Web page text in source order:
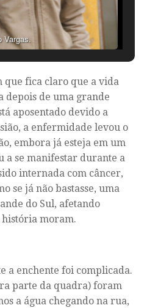
Vargas.
que fica claro que a vida
depois de uma grande
aposentado devido a
a enfermidade levou o
embora já esteja em um
a se manifestar durante a
internada com câncer,
se já não bastasse, uma
do Sul, afetando
história moram.
a enchente foi complicada.
parte da quadra) foram
a água chegando na rua,